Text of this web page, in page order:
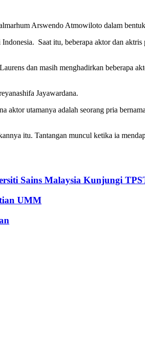
Arswendo Atmowiloto dalam
Saat itu, beberapa aktor dan
dan masih menghadirkan beberapa
Jayawardana.
aktor utamanya adalah seorang pria
itu. Tantangan muncul ketika ia
Sains Malaysia Kunjungi
UMM